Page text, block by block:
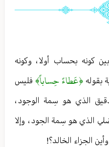
كونه بحساب أولا ، وكونه
بقوله ﴿عَطاءً حِساباً﴾ فليس
الذي هو سِمة الوجود ،
الذي هو سِمة الجود ، وإلا
الجزاء الخالد؟!